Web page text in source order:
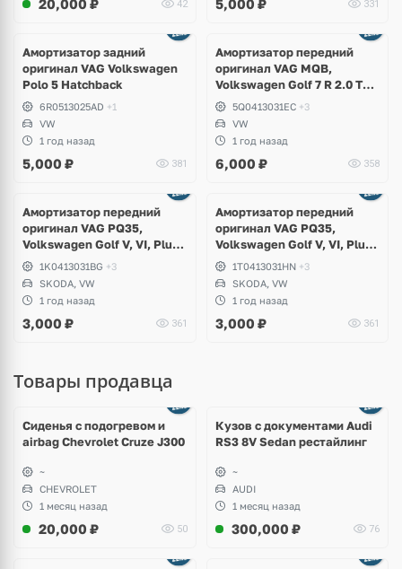
20,000 ₽ 42 5,000 ₽ 331
Амортизатор задний
оригинал VAG Volkswagen
Polo 5 Hatchback
6R0513025AD +1
VW
1 год назад
5,000 ₽ 381
Амортизатор передний
оригинал VAG MQB,
Volkswagen Golf 7 R 2.0 TSI
4Motion
5Q0413031EC +3
VW
1 год назад
6,000 ₽ 358
Амортизатор передний
оригинал VAG PQ35,
Volkswagen Golf V, VI, Plus,
Skoda Octavia A5, Yeti
1K0413031BG +3
SKODA, VW
1 год назад
3,000 ₽ 361
Амортизатор передний
оригинал VAG PQ35,
Volkswagen Golf V, VI, Plus,
Jetta, Scirocco, Skoda
Octavia A5
1T0413031HN +3
SKODA, VW
1 год назад
3,000 ₽ 361
Товары продавца
Сиденья с подогревом и
airbag Chevrolet Cruze J300
~
CHEVROLET
1 месяц назад
20,000 ₽ 50
Кузов с документами Audi
RS3 8V Sedan рестайлинг
~
AUDI
1 месяц назад
300,000 ₽ 76